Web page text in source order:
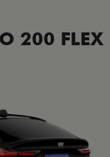
200 FLEX